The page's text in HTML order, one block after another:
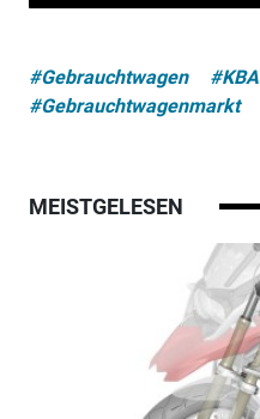
#Gebrauchtwagen #KBA
#Gebrauchtwagenmarkt
MEISTGELESEN